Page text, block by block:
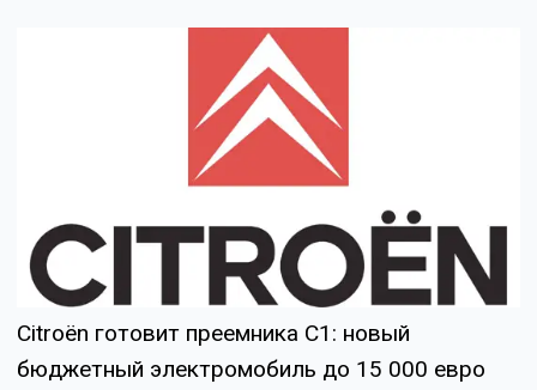
Citroën готовит преемника C1: новый
бюджетный электромобиль до 15 000 евро